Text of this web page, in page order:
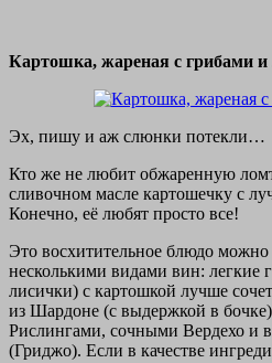
Картошка, жареная с грибами и
Эх, пишу и аж слюнки потекли…
Кто же не любит обжаренную
сливочном масле картошечку с
Конечно, её любят просто все!
Это восхитительное блюдо можно
несколькими видами вин:
лисички) с картошкой лучше
из Шардоне (с выдержкой в
Рислингами, сочными Вердехо
(Гриджо). Если в качестве